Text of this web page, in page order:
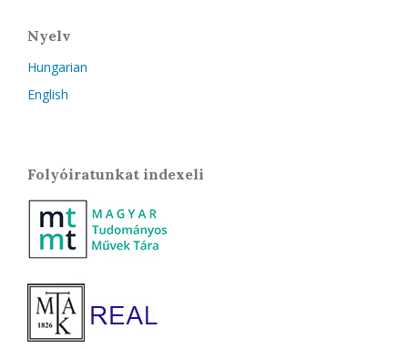
Nyelv
Hungarian
English
Folyóiratunkat indexeli